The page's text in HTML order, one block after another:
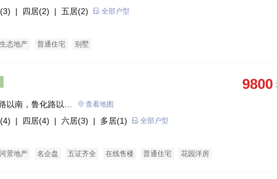
| 四居(2) | 五居(2) 全部户型
态地产 普通住宅 别墅
9800
以南，鲁化路以
查看地图
| 四居(4) | 六居(3) | 多居(1) 全部户型
河景地产 名企盘 五证齐全 在线售楼 普通住宅 花园洋房